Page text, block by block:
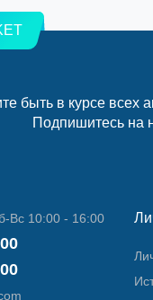
быть в курсе всех
Подпишитесь на
Вс 10:00 - 16:00